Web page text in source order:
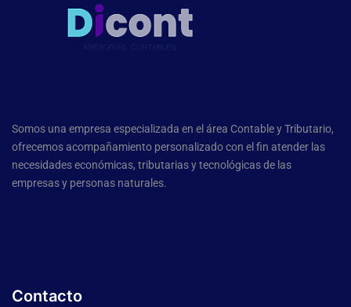
Somos una empresa especializada en el área Contable y Tributario,
ofrecemos acompañamiento personalizado con el fin atender las
necesidades económicas, tributarias y tecnológicas de las
empresas y personas naturales.
Contacto